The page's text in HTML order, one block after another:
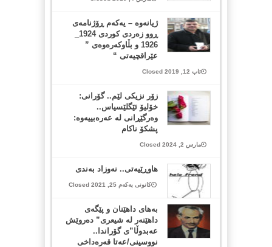
ژیانه‌وه‌ – یه‌كه‌م ڕۆژنامه‌ی
1926 و بڵاوكه‌ره‌وه‌ی ”
عێراقچیه‌تی “
ئاب 12, 2019 Closed
زۆر نزیکی لێم.. گۆرانی:
خۆلیۆ ئێگلێسیاس..
وەرگێڕانی لە عەرەبییەوە:
پشکۆ ناکام
مارس 2, 2024 Closed
هاوڕێیەتی.. نەوزاد بەندی
کانونی یەکەم 25, 2021 Closed
بە‌هاى داهێنان و پێگه‌ى
داهێنه‌ر له‌ شیعری” ده‌روێش
عه‌بدوڵا”ی گۆراندا..
نووسینی/عەتا قەرەداخی